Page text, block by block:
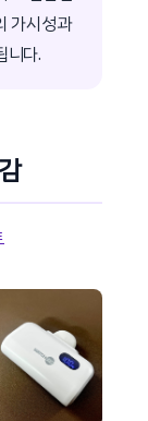
가시성과
니다.